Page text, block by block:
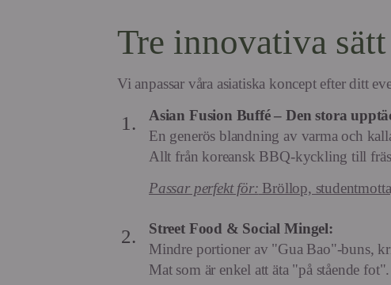
Tre innovativa
Vi anpassar våra asiatiska koncept efter ditt
Asian Fusion Buffé – Den stora
En generös blandning av varma och
Allt från koreansk BBQ-kyckling till
Passar perfekt för: Bröllop,
Street Food & Social Mingel:
Mindre portioner av "Gua Bao"-buns,
Mat som är enkel att äta "på stående fot".